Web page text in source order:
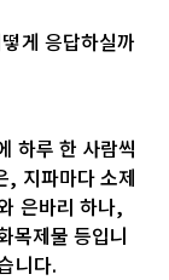
게 응답하실까
하루 한 사람씩
, 지파마다 소제
은바리 하나,
목제물 등입니
니다.